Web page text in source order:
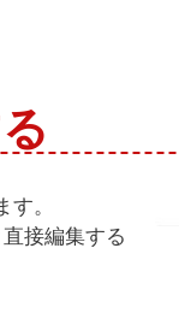
。
接編集する